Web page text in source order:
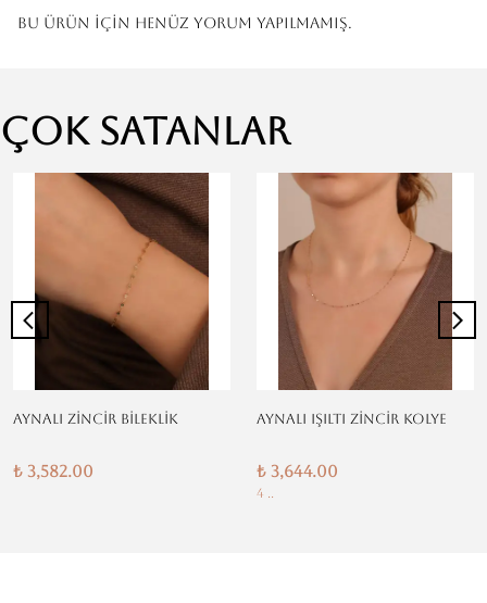
Bu ürün için henüz yorum yapılmamış.
Çok Satanlar
AYNALI ZİNCİR BİLEKLİK
₺ 3,582.00
AYNALI IŞILTI ZİNCİR KOLYE
₺ 3,644.00
4 ..